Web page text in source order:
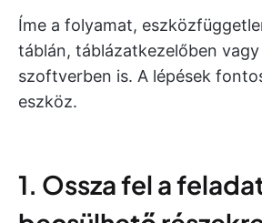
Íme a folyamat,
táblán, táblázatkezelőben vagy
szoftverben is. A lépések
eszköz.
1. Ossza fel a